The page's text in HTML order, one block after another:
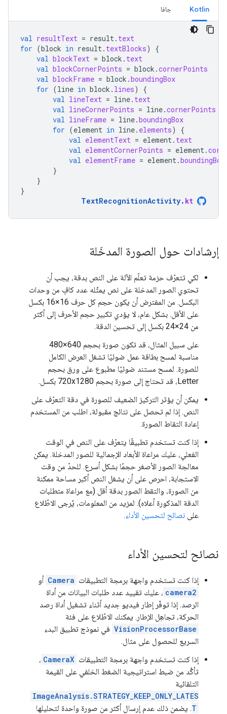
Kotlin جافا
val resultText = result. text
for (block in result. textBlocks)
{
val blockText = block . text
val blockCornerPoints = block .cornerPoints
val blockFrame = block .boundingBox
for (line in block . lines)
{
val lineText = line. text
val lineCornerPoints = line.cornerPoints
val lineFrame = line.boundingBox
for (element in line. elements)
{
val elementText = element. text
val elementCornerPoints = element.
val elementFrame = element.boundingBox
}
}
}
TextRecognitionActivity. kt
إرشادات حول الصورة المدخَلة
لكي تتعرّف حزمة تعلّم الآلة على النص بدقة، يجب أن
تحتوي الصور المدخلة على نص يمثّله عدد كافٍ من وحدات
البكسل. من المفترض أن يكون حجم كل حرف 16×16 بكسل
على الأقل. بشكل عام، لا يؤدي تكبير حجم الأحرف إلى أكثر
من 24×24 بكسل إلى تحسين الدقة.
على سبيل المثال، قد تكون صورة بحجم 640×480
مناسبة لمسح بطاقة عمل ضوئيًا تشغل العرض الكامل
للصورة. لمسح مستند ضوئيًا مطبوع على ورق بحجم
Letter، قد تحتاج إلى صورة بحجم 720x1280 بكسل.
يمكن أن يؤثر التركيز الضعيف للصورة في دقة التعرّف على
النص. إذا لم تحصل على نتائج مقبولة، اطلب من المستخدم
إعادة التقاط الصورة.
إذا كنت تستخدم تطبيقًا يتعرّف على النص في الوقت
الفعلي، عليك مراعاة الأبعاد الإجمالية للصور المدخلة. يمكن
معالجة الصور الأصغر حجمًا بشكل أسرع. للحدّ من وقت
الاستجابة، احرص على أن يشغل النص أكبر مساحة ممكنة
من الصورة، والتقط الصور بدقة أقل (مع مراعاة متطلبات
الدقة المذكورة أعلاه). لمزيد من المعلومات، يُرجى الاطّلاع
على نصائح لتحسين الأداء.
نصائح لتحسين الأداء
إذا كنت تستخدم واجهة برمجة التطبيقات Camera أو
camera2 ، عليك تقييد عدد طلبات البيانات من أداة
الرصد. إذا توفّر إطار فيديو جديد أثناء تشغيل أداة رصد
الحركة، تجاهِل الإطار. يمكنك الاطّلاع على فئة
VisionProcessorBase في نموذج تطبيق البدء
السريع للحصول على مثال.
إذا كنت تستخدم واجهة برمجة التطبيقات CameraX ،
تأكَّد من ضبط استراتيجية الضغط الخلفي على القيمة
التلقائية
ImageAnalysis.STRATEGY_KEEP_ONLY_LATES
T. يضمن ذلك عدم إرسال أكثر من صورة واحدة لتحليلها